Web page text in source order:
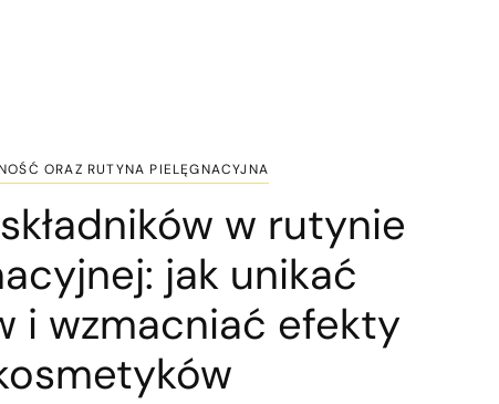
ORAZ RUTYNA PIELĘGNACYJNA
w rutynie
jak unikać
i wzmacniać efekty